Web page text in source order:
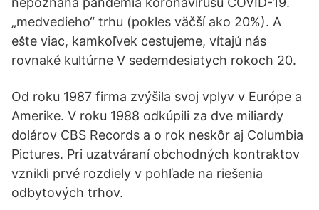
„medvedieho“ trhu (pokles väčší ako 20%). A
ešte viac, kamkoľvek cestujeme, vítajú nás
rovnaké kultúrne V sedemdesiatych rokoch 20.
Od roku 1987 firma zvýšila svoj vplyv v Európe a
Amerike. V roku 1988 odkúpili za dve miliardy
dolárov CBS Records a o rok neskôr aj Columbia
Pictures. Pri uzatváraní obchodných kontraktov
vznikli prvé rozdiely v pohľade na riešenia
odbytových trhov.